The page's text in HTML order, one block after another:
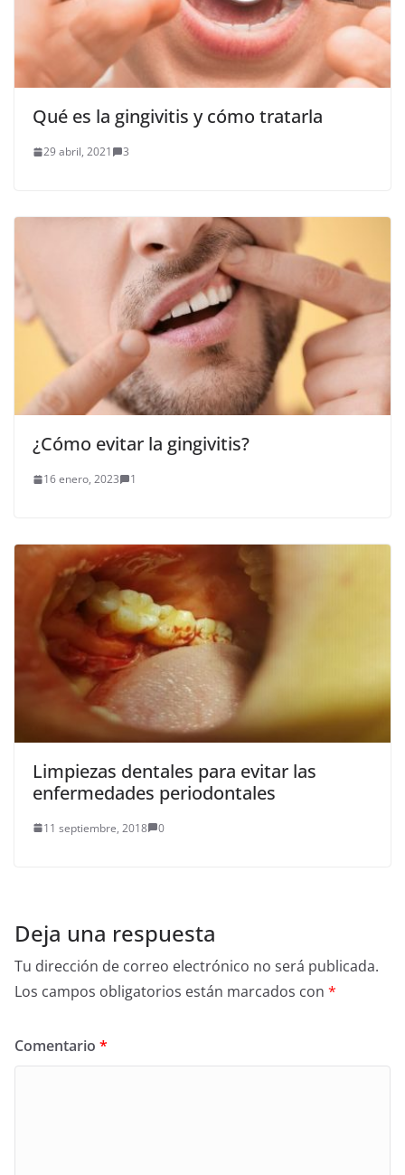
Qué es la gingivitis y cómo tratarla
29 abril, 2021 3
¿Cómo evitar la gingivitis?
16 enero, 2023 1
Limpiezas dentales para evitar las
enfermedades periodontales
11 septiembre, 2018 0
Deja una respuesta
Tu dirección de correo electrónico no será publicada.
Los campos obligatorios están marcados con *
Comentario *